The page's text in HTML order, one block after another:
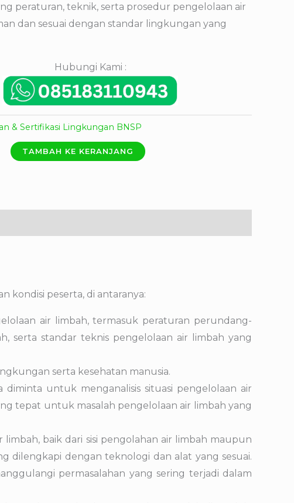
peraturan, teknik, serta prosedur pengelolaan air
dan sesuai dengan standar lingkungan yang
Hubungi Kami :
& Sertifikasi Lingkungan BNSP
TAMBAH KE KERANJANG
kondisi peserta, di antaranya:
air limbah, termasuk peraturan perundang-
serta standar teknis pengelolaan air limbah yang
serta kesehatan manusia.
untuk menganalisis situasi pengelolaan air
tepat untuk masalah pengelolaan air limbah yang
baik dari sisi pengolahan air limbah maupun
dilengkapi dengan teknologi dan alat yang sesuai.
permasalahan yang sering terjadi dalam